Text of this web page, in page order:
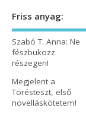
Friss anyag:
Szabó T. Anna: Ne
fészbukozz
részegen!
Megjelent a
Törésteszt, első
novelláskötetem!